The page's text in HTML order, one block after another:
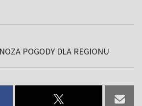
POGODY DLA REGIONU